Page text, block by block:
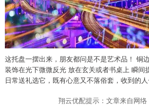
这托盘一摆出来，朋友都问是不是艺术品！ 铜
装饰在光下微微反光 放在玄关或者书桌上 瞬间
日常送礼选它，既有心意又不落俗套，收到的
翔云优配提示：文章来自网络